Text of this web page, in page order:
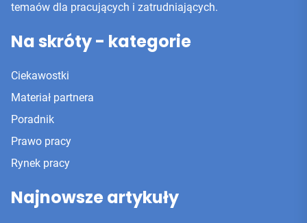
temaów dla pracujących i zatrudniających.
Na skróty - kategorie
Ciekawostki
Materiał partnera
Poradnik
Prawo pracy
Rynek pracy
Najnowsze artykuły